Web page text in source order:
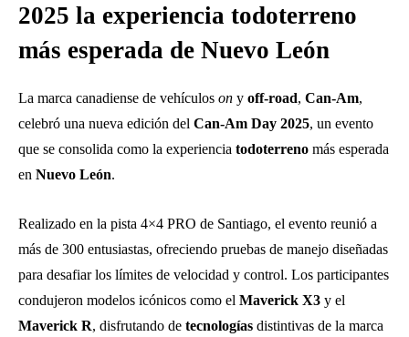
2025 la experiencia todoterreno
más esperada de Nuevo León
La marca canadiense de vehículos on y off-road, Can-Am,
celebró una nueva edición del Can-Am Day 2025, un evento
que se consolida como la experiencia todoterreno más esperada
en Nuevo León.
Realizado en la pista 4×4 PRO de Santiago, el evento reunió a
más de 300 entusiastas, ofreciendo pruebas de manejo diseñadas
para desafiar los límites de velocidad y control. Los participantes
condujeron modelos icónicos como el Maverick X3 y el
Maverick R, disfrutando de tecnologías distintivas de la marca